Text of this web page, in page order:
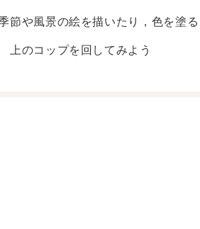
節や風景の絵を描いたり，色を塗る
のコップを回してみよう